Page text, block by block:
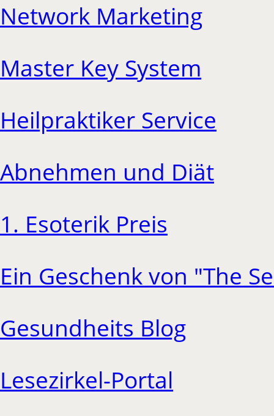
Network Marketing
Master Key System
Heilpraktiker Service
Abnehmen und Diät
1. Esoterik Preis
Ein Geschenk von "The
Gesundheits Blog
Lesezirkel-Portal